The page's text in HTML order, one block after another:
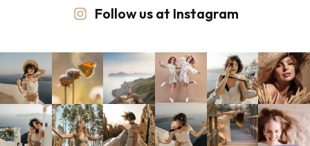
Follow us at Instagram